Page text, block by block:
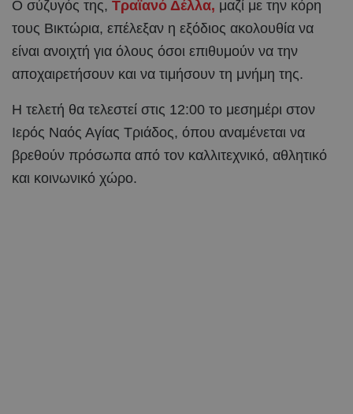
Ο σύζυγός της, Τραϊανό Δέλλα, μαζί με την κόρη
τους Βικτώρια, επέλεξαν η εξόδιος ακολουθία να
είναι ανοιχτή για όλους όσοι επιθυμούν να την
αποχαιρετήσουν και να τιμήσουν τη μνήμη της.
Η τελετή θα τελεστεί στις 12:00 το μεσημέρι στον
Ιερός Ναός Αγίας Τριάδος, όπου αναμένεται να
βρεθούν πρόσωπα από τον καλλιτεχνικό, αθλητικό
και κοινωνικό χώρο.